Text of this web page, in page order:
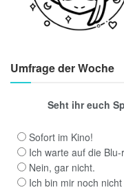
Umfrage der Woche
Seht ihr euch
Sofort im Kino!
Ich warte auf die Blu-
Nein, gar nicht.
Ich bin mir noch nicht